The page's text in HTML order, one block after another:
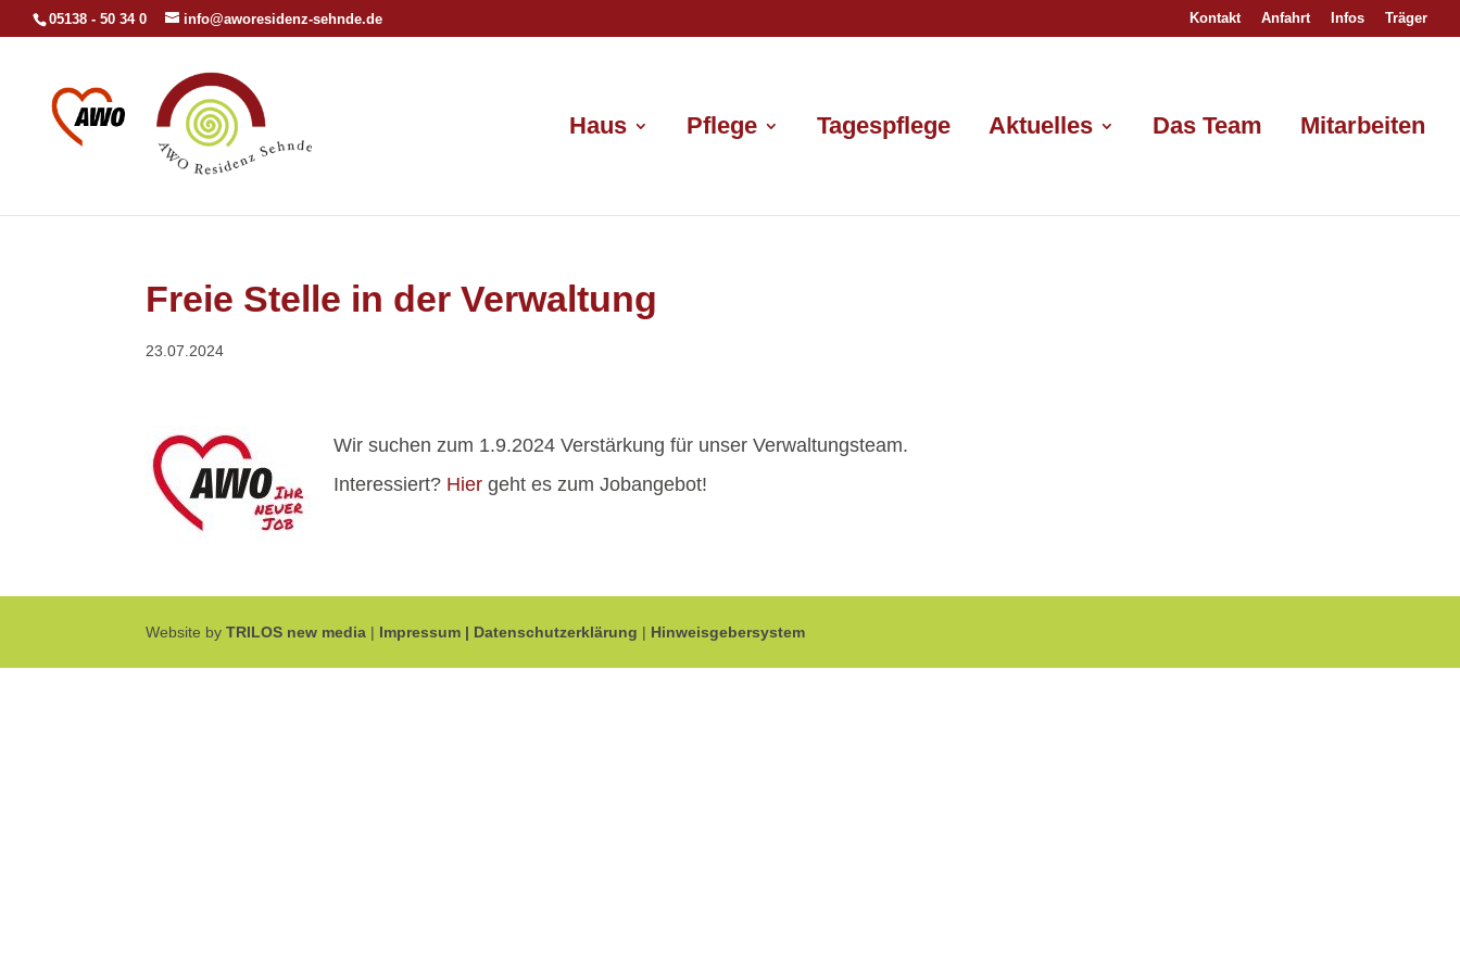
05138 - 50 34 0 info@aworesidenz-sehnde.de Kontakt Anfahrt Infos Träger
Haus Pflege Tagespflege Aktuelles Das Team Mitarbeiten
Freie Stelle in der Verwaltung
23.07.2024
Wir suchen zum 1.9.2024 Verstärkung für unser Verwaltungsteam.
Interessiert? Hier geht es zum Jobangebot!
Website byTRILOS new media | Impressum | Datenschutzerklärung | Hinweisgebersystem